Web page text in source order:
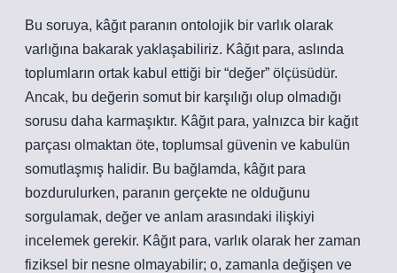
Bu soruya, kâğıt paranın ontolojik bir varlık olarak
varlığına bakarak yaklaşabiliriz. Kâğıt para, aslında
toplumların ortak kabul ettiği bir “değer” ölçüsüdür.
Ancak, bu değerin somut bir karşılığı olup olmadığı
sorusu daha karmaşıktır. Kâğıt para, yalnızca bir kağıt
parçası olmaktan öte, toplumsal güvenin ve kabulün
somutlaşmış halidir. Bu bağlamda, kâğıt para
bozdurulurken, paranın gerçekte ne olduğunu
sorgulamak, değer ve anlam arasındaki ilişkiyi
incelemek gerekir. Kâğıt para, varlık olarak her zaman
fiziksel bir nesne olmayabilir; o, zamanla değişen ve